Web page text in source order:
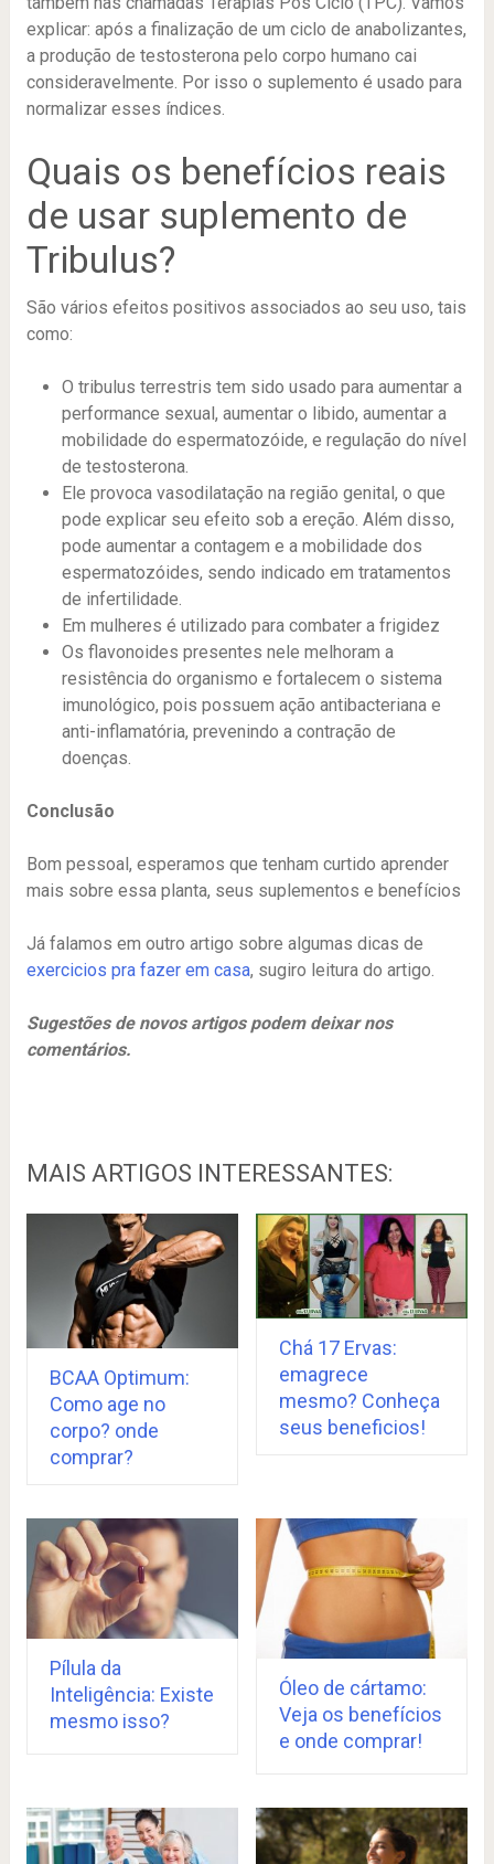
explicar: após a finalização de um ciclo de anabolizantes,
a produção de testosterona pelo corpo humano cai
consideravelmente. Por isso o suplemento é usado para
normalizar esses índices.
Quais os benefícios reais
de usar suplemento de
Tribulus?
São vários efeitos positivos associados ao seu uso, tais
como:
O tribulus terrestris tem sido usado para aumentar a
performance sexual, aumentar o libido, aumentar a
mobilidade do espermatozóide, e regulação do nível
de testosterona.
Ele provoca vasodilatação na região genital, o que
pode explicar seu efeito sob a ereção. Além disso,
pode aumentar a contagem e a mobilidade dos
espermatozóides, sendo indicado em tratamentos
de infertilidade.
Em mulheres é utilizado para combater a frigidez
Os flavonoides presentes nele melhoram a
resistência do organismo e fortalecem o sistema
imunológico, pois possuem ação antibacteriana e
anti-inflamatória, prevenindo a contração de
doenças.
Conclusão
Bom pessoal, esperamos que tenham curtido aprender
mais sobre essa planta, seus suplementos e benefícios
Já falamos em outro artigo sobre algumas dicas de
exercicios pra fazer em casa, sugiro leitura do artigo.
Sugestões de novos artigos podem deixar nos
comentários.
MAIS ARTIGOS INTERESSANTES:
BCAA Optimum:
Como age no
corpo? onde
comprar?
Chá 17 Ervas:
emagrece
mesmo? Conheça
seus beneficios!
Pílula da
Inteligência: Existe
mesmo isso?
Óleo de cártamo:
Veja os benefícios
e onde comprar!